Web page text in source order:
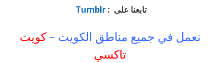
تابعنا على :Tumblr
نعمل في جميع مناطق الكويت –كويت
تاكسي